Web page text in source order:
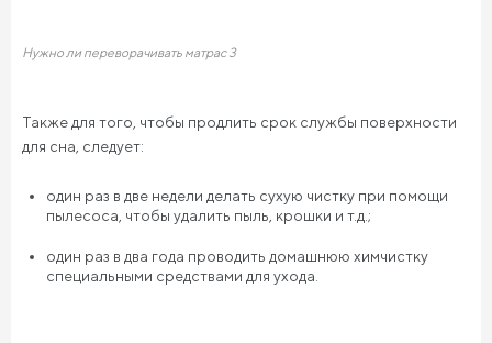
Нужно ли переворачивать матрас 3
Также для того, чтобы продлить срок службы поверхности
для сна, следует:
один раз в две недели делать сухую чистку при помощи
пылесоса, чтобы удалить пыль, крошки и т.д.;
один раз в два года проводить домашнюю химчистку
специальными средствами для ухода.